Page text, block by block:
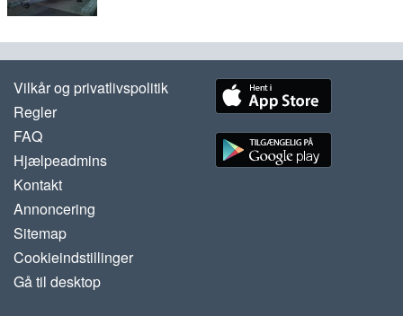
Vilkår og privatlivspolitik
Regler
FAQ
Hjælpeadmins
Kontakt
Annoncering
Sitemap
Cookieindstillinger
Gå til desktop